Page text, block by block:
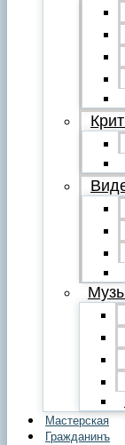
Мастерская
Гражданинъ